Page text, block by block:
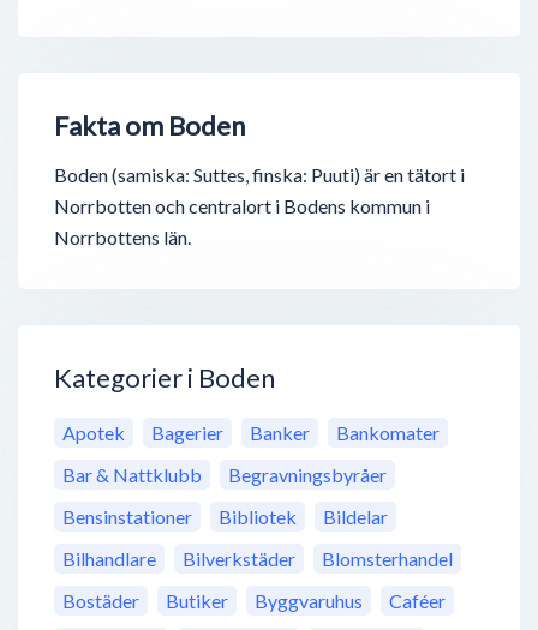
Fakta om Boden
Boden (samiska: Suttes, finska: Puuti) är en tätort i
Norrbotten och centralort i Bodens kommun i
Norrbottens län.
Kategorier i Boden
Apotek Bagerier Banker
Bankomater
Bar & Nattklubb
Begravningsbyråer
Bensinstationer
Bibliotek
Bildelar
Bilhandlare
Bilverkstäder
Blomsterhandel
Bostäder
Butiker Byggvaruhus
Caféer